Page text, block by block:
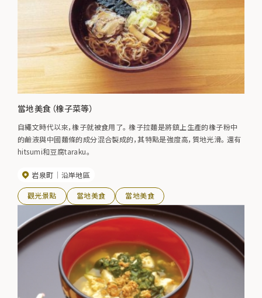
當地美食（橡子菜等）
自繩文時代以來，橡子就被食用了。 橡子拉麵是將鎮上生產的橡子粉中
的鹼液與中國麵條的成分混合製成的，其特點是強度高，質地光滑。 還有
hitsumi和豆腐taraku。
岩泉町 沿岸地區
觀光景點 當地美食 當地美食